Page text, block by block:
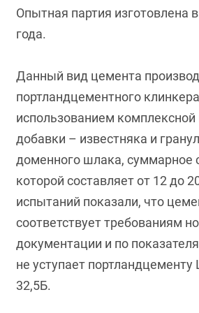
Опытная партия изготовлена
года.
Данный вид цемента
портландцементного
использованием
добавки – известняка и
доменного шлака, суммарное
которой составляет от 12 до
испытаний показали, что
соответствует требованиям
документации и по
не уступает
32,5Б.